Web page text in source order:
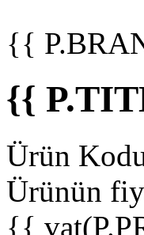
{{
{{
Ürün
Ürünün
{{